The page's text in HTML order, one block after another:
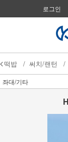
로그인
떡밥 / 써치/랜턴 /
좌대/기타